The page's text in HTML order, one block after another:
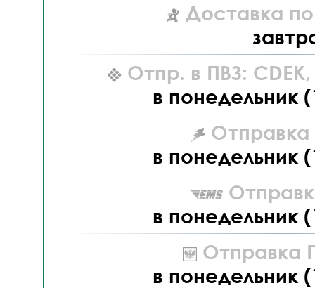
Доставка
Отпр. в ПВЗ: CDEK,
в понедельник
Отправка
в понедельник
в понедельник
Отправка
в понедельник